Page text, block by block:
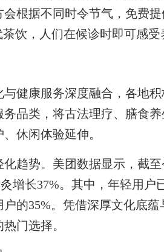
根据不同时令节气，免费
饮，人们在候诊时即可感受
健康服务深度融合，各地
品类，将古法理疗、膳食
休闲体验延伸。
势。美团数据显示，截至
增长37%。其中，年轻用户
的35%。凭借深厚文化底
门选择。